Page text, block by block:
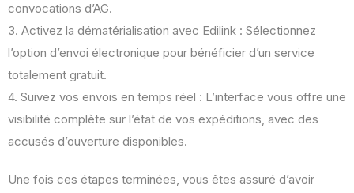
convocations d’AG.
3. Activez la dématérialisation avec Edilink : Sélectionnez
l’option d’envoi électronique pour bénéficier d’un service
totalement gratuit.
4. Suivez vos envois en temps réel : L’interface vous offre une
visibilité complète sur l’état de vos expéditions, avec des
accusés d’ouverture disponibles.
Une fois ces étapes terminées, vous êtes assuré d’avoir